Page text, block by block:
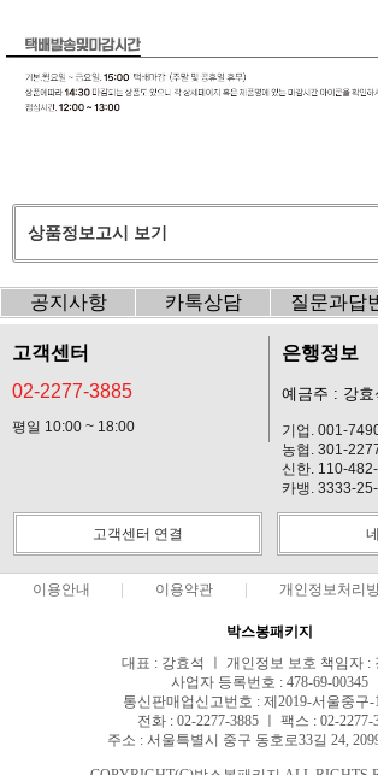
상품정보고시 보기
공지사항 카톡상담 질문과답
고객센터
02-2277-3885
평일 10:00 ~ 18:00
은행정보
예금주 : 강효
기업. 001-
농협. 301-
신한. 110-
카뱅. 3333-
고객센터 연결
이용안내 이용약관 개인정보처리
박스봉패키지
대표 : 강효석 ㅣ 개인정보 보호 책임자 :
사업자 등록번호 : 478-69-00345
통신판매업신고번호 : 제2019-서울중구-
전화 : 02-2277-3885 ㅣ 팩스 : 02-2277-
주소 : 서울특별시 중구 동호로33길 24,